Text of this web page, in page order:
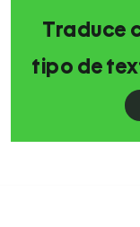
Traduce
tipo de